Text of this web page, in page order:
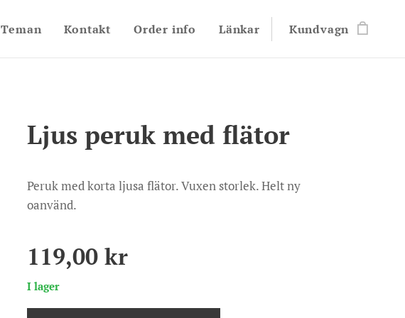
Teman Kontakt Order info Länkar Kundvagn
Ljus peruk med flätor
Peruk med korta ljusa flätor. Vuxen storlek. Helt ny
oanvänd.
119,00 kr
I lager